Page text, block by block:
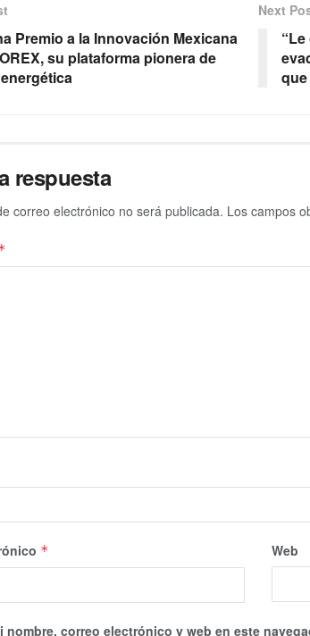
Premio a la Innovación Mexicana
su plataforma pionera de
Next
respuesta
correo electrónico no será publicada. Los campos
* Web
nombre, correo electrónico y web en este